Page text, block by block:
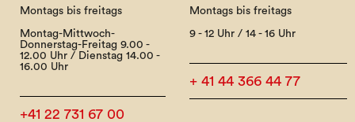
Montags bis freitags
Montag-Mittwoch-
Donnerstag-Freitag 9.00 -
12.00 Uhr / Dienstag 14.00 -
16.00 Uhr
+41 22 731 67 00
Montags bis freitags
9 - 12 Uhr / 14 - 16 Uhr
+ 41 44 366 44 77